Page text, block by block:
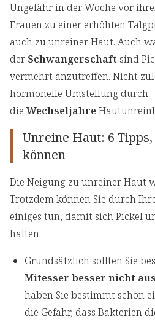
Ungefähr in der Woche vor
Frauen zu einer erhöhten
auch zu unreiner Haut. Auch
der Schwangerschaft sind
vermehrt anzutreffen. Nicht
hormonelle Umstellung durch
dieWechseljahre
Unreine Haut: 6
können
Die Neigung zu unreiner Haut
Trotzdem können Sie durch
einiges tun, damit sich Pickel
halten.
Grundsätzlich sollten Sie
Mitesser besser nicht
haben Sie bestimmt schon
die Gefahr, dass Bakterien